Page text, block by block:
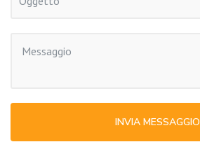
INVIA MESSAGGIO